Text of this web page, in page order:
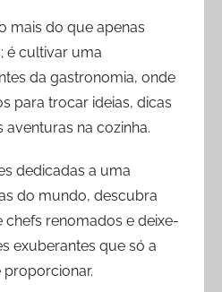
mais do que apenas
é cultivar uma
da gastronomia, onde
para trocar ideias, dicas
aventuras na cozinha.
dedicadas a uma
do mundo, descubra
chefs renomados e deixe-
exuberantes que só a
proporcionar.